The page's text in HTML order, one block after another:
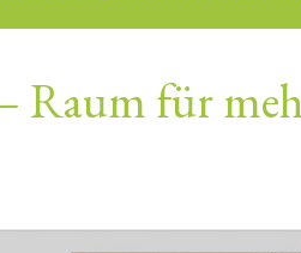
Raum für